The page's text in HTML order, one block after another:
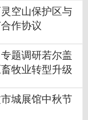
空山保护区与
作协议
题调研若尔盖
牧业转型升级
城展馆中秋节